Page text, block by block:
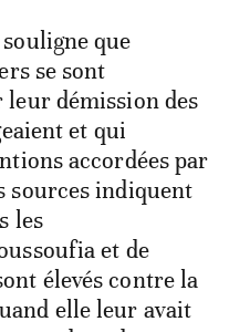
que
se sont
leur démission des
et qui
accordées par
sources indiquent
les
et de
élevés contre la
elle leur avait